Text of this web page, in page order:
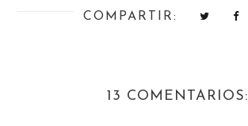
COMPARTIR:
13 COMENTARIOS: